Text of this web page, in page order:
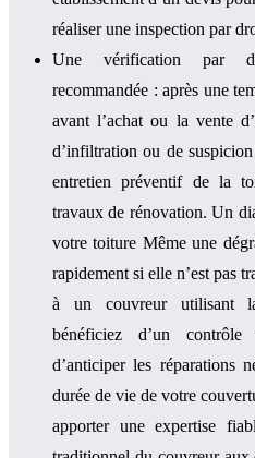
réaliser une inspection par
Une vérification par
recommandée : après une
avant l’achat ou la vente
d’infiltration ou de
entretien préventif de la
travaux de rénovation. Un
votre toiture Même une
rapidement si elle n’est pas
à un couvreur utilisant
bénéficiez d’un
d’anticiper les réparations
durée de vie de votre
apporter une expertise